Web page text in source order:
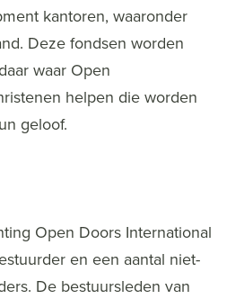
kantoren, waaronder
Deze fondsen worden
waar Open
helpen die worden
geloof.
Open Doors International
en een aantal niet-
De bestuursleden van